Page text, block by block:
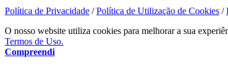
Política de Privacidade /Política de Utilização de Cookies /
O nosso website utiliza cookies para melhorar a sua
Termos de Uso.
Compreendi